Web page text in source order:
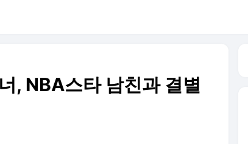
, NBA스타 남친과 결별